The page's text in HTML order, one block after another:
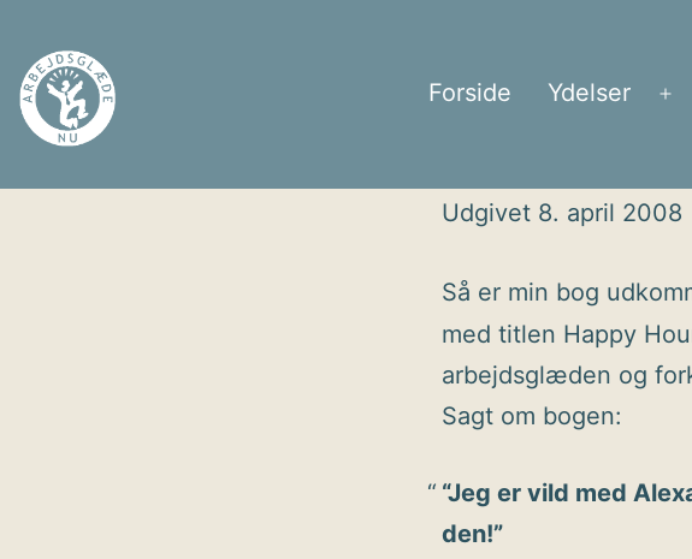
indhold
Arbejdsglæde
Forside Ydelser
Udgivet 8. april 2008
Så er min bog
med titlen Happy
arbejdsglæden og
Sagt om bogen:
“Jeg er vild med
den!”